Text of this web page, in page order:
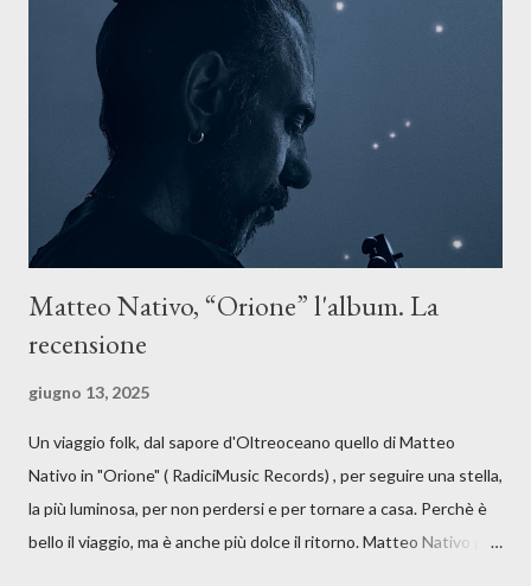
sotto il peso della realtà. Ma lo fa cercando una via d’uscita, una
forma di assoluzione, nel vivere e nel suonare, nel trovare respiro
anche quando l’aria sembra farsi più densa. Il brano è anche una
dichiarazione d’intenti: Cico Messina apre il suo nuovo percorso
artistico con una composizi...
Matteo Nativo, “Orione” l'album. La
recensione
giugno 13, 2025
Un viaggio folk, dal sapore d'Oltreoceano quello di Matteo
Nativo in "Orione" ( RadiciMusic Records) , per seguire una stella,
la più luminosa, per non perdersi e per tornare a casa. Perchè è
bello il viaggio, ma è anche più dolce il ritorno. Matteo Nativo per